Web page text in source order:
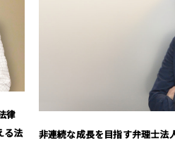
律
る法
非連続な成長を目指す弁理士法